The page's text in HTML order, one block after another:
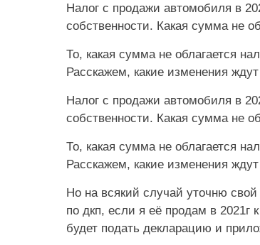
Налог с продажи автомобиля в
собственности. Какая сумма не
То, какая сумма не облагается
Расскажем, какие изменения
Налог с продажи автомобиля в
собственности. Какая сумма не
То, какая сумма не облагается
Расскажем, какие изменения
Но на всякий случай уточню
по дкп, если я её продам в 2021г
будет подать декларацию и